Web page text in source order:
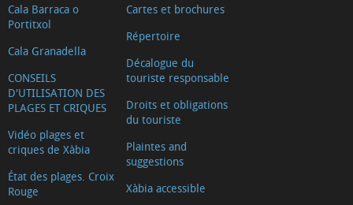
Cala Barraca o
Portitxol
Cala Granadella
CONSEILS
D'UTILISATION DES
PLAGES ET CRIQUES
Vidéo plages et
criques de Xàbia
État des plages. Croix
Rouge
Cartes et brochures
Répertoire
Décalogue du
touriste responsable
Droits et obligations
du touriste
Plaintes and
suggestions
Xàbia accessible